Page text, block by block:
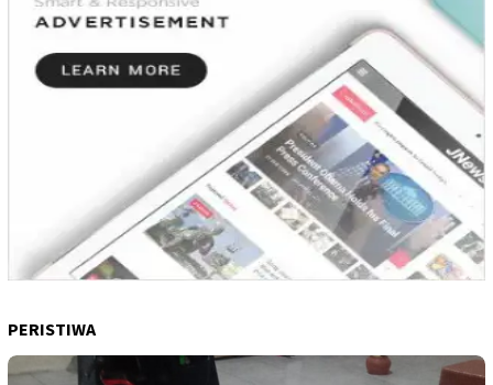
PERISTIWA